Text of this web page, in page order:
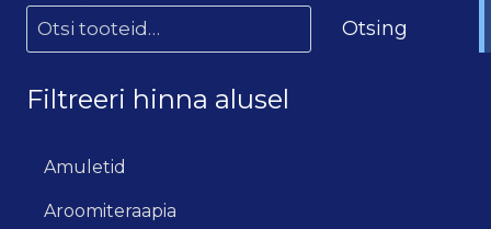
Otsing
Filtreeri hinna alusel
Amuletid
Aroomiteraapia